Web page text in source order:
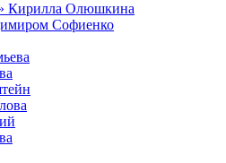
Кирилла Олюшкина
Софиенко